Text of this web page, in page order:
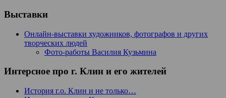
Выставки
Онлайн-выставки художников, фотографов и других
творческих людей
Фото-работы Василия Кузьмина
Интерсное про г. Клин и его жителей
История г.о. Клин и не только…